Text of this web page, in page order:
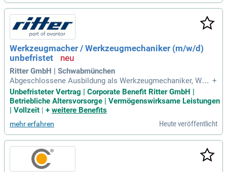
Werkzeugmacher / Werkzeugmechaniker (m/w/d)
unbefristet
Ritter GmbH | Schwabmünchen
Abgeschlossene Ausbildung als Werkzeugmechaniker, Werk
zeugmacher oder Feinwerkmechaniker mit Fachrichtung For
mentechnik; Erfahrung im Bau und der Wartung von Spritzgi
eßwerkzeugen; Staplerführerschein und Kranführerschein vo
+
Unbefristeter Vertrag | Corporate Benefit Ritter GmbH |
Betriebliche Altersvorsorge | Vermögenswirksame Leistungen
| Vollzeit
+ weitere Benefits
mehr erfahren Heute veröffentlicht